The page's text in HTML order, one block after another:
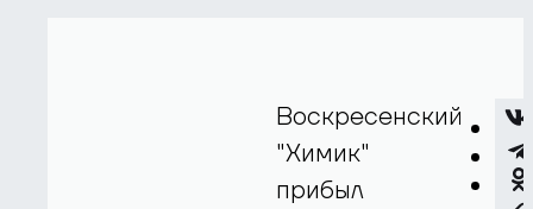
Воскресенский
"Химик"
прибыл